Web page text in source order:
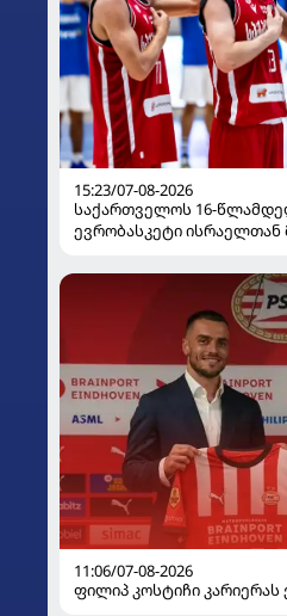
15:23/07-08-2026
საქართველოს 16-
ევრობასკეტი ისრაელთან
11:06/07-08-2026
ფილიპ კოსტიჩი